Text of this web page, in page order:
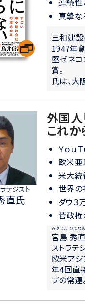
連続性
真摯な
三和建
1947年
堅ゼネコ
賞。
氏は、大
テジスト
直氏
外国人
これか
Ｙｏｕ
欧米亜
米大統
世界の
ダウ３
菅政権
宮島 秀
みやじま ひでなお
ストラテ
欧米アジ
年4回直
プの常連